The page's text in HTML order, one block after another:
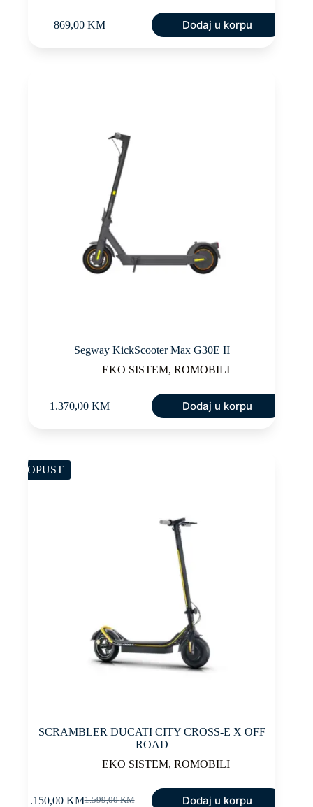
869,00 KM Dodaj u korpu
Segway KickScooter Max G30E II
EKO SISTEM, ROMOBILI
1.370,00 KM Dodaj u korpu
POPUST
SCRAMBLER DUCATI CITY CROSS-E X OFF
ROAD
EKO SISTEM, ROMOBILI
1.599,00KM
1.150,00 KM Dodaj u korpu